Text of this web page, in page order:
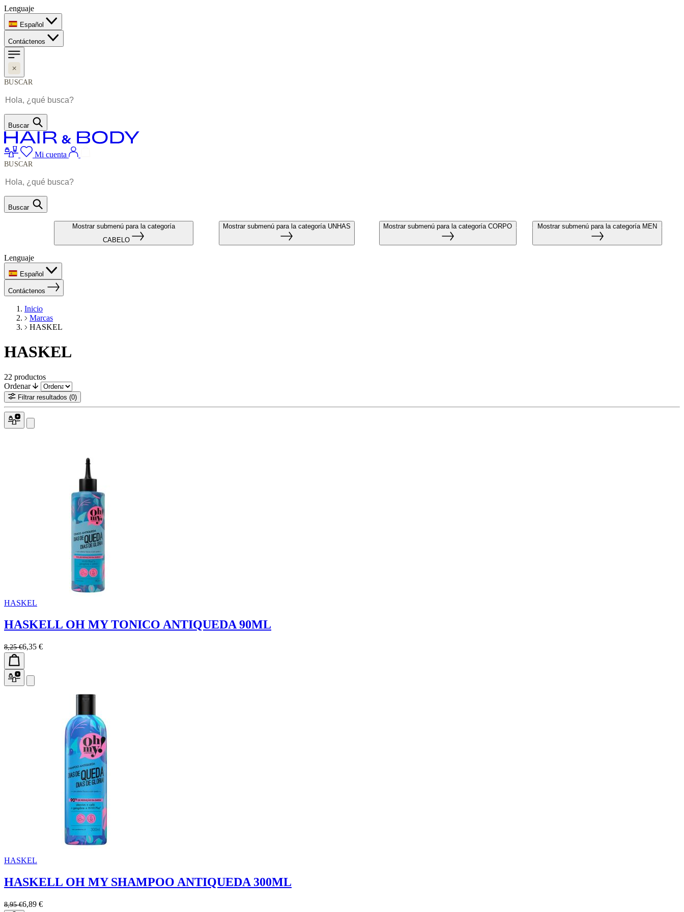
Lenguaje
Español
Contáctenos
BUSCAR
Buscar
Mi cuenta
BUSCAR
Buscar
Mostrar submenú para la categoría
CABELO
Mostrar submenú para la categoría UNHAS Mostrar submenú para la categoría CORPO MEN Mostrar submenú para la categoría MEN
Lenguaje
Español
Contáctenos
Inicio
Marcas
HASKEL
HASKEL
22 productos
Ordenar
Filtrar resultados (0)
HASKEL
HASKELL OH MY TONICO ANTIQUEDA 90ML
8,25 €6,35 €
HASKEL
HASKELL OH MY SHAMPOO ANTIQUEDA 300ML
8,95 €6,89 €